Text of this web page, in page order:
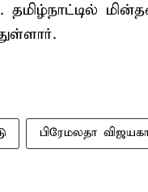
தமிழ்நாட்டில்
பிரேமலதா